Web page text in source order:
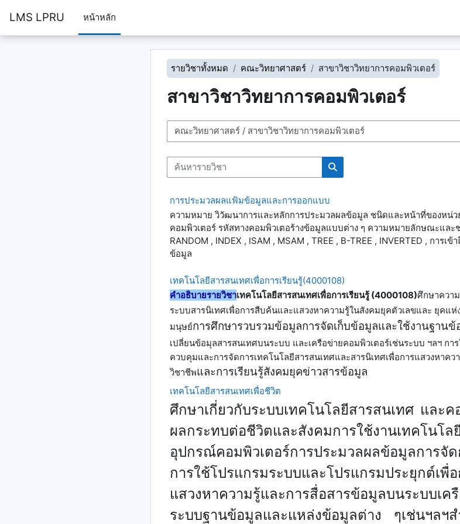
LMS LPRU หน้าหลัก
รายวิชาทั้งหมด คณะวิทยาศาสตร์ สาขาวิชาวิทยาการคอมพิวเตอร์
สาขาวิชาวิทยาการคอมพิวเตอร์
ประเภทของรายวิชา
ค้นหารายวิชา
ค้นหารายวิชา
การประมวลผลแฟ้มข้อมูลและการออกแบบ
ความหมาย วิวัฒนาการและหลักการประมวลผลข้อมูล ชนิดและหน้าที่ของหน่ว
คอมพิวเตอร์ รหัสทางคอมพิวเตอร้างข้อมูลแบบต่าง ๆ ความหมายลักษณะและ
RANDOM , INDEX , ISAM , MSAM , TREE , B-TREE , INVERTED , การ
ข้อมูล
เทคโนโลยีสารสนเทศเพื่อการเรียนรู้(4000108)
คำอธิบายรายวิชาเทคโนโลยีสารสนเทศเพื่อการเรียนรู้ (4000108)ศึกษาควา
ระบบสารนิเทศเพื่อการสืบค้นและแสวงหาความรู้ในสังคมยุคตัวเลขและ ยุคแห่
มนุษย์การศึกษารวบรวมข้อมูลการจัดเก็บข้อมูลและใช้งานฐานข้
เปลี่ยนข้อมุลสารสนเทศบนระบบ และเครือข่ายคอมพิวเตอร์เช่นระบบ ฯลฯ กา
ควบคุมและการจัดการเทคโนโลยีสารสนเทศและสารนิเทศเพื่อการแสวงหาคว
วิชาชีพและการเรียนรู้สังคมยุคข่าวสารข้อมูล
เทคโนโลยีสารสนเทศเพื่อชีวิต
ศึกษาเกี่ยวกับระบบเทคโนโลยีสารสนเทศ และค
ผลกระทบต่อชีวิตและสังคมการใช้งานเทคโนโล
อุปกรณ์คอมพิวเตอร์การประมวลผลข้อมูลการจั
การใช้โปรแกรมระบบและโปรแกรมประยุกต์เพื่
แสวงหาความรู้และการสื่อสารข้อมูลบนระบบเค
ระบบฐานข้อมูลและแหล่งข้อมูลต่าง ๆเช่นฯลฯ